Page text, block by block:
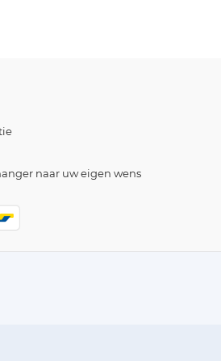
naar uw eigen wens